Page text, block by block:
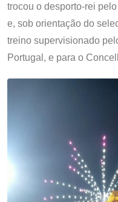
trocou o desporto-rei
e, sob orientação do
treino supervisionado
Portugal, e para o